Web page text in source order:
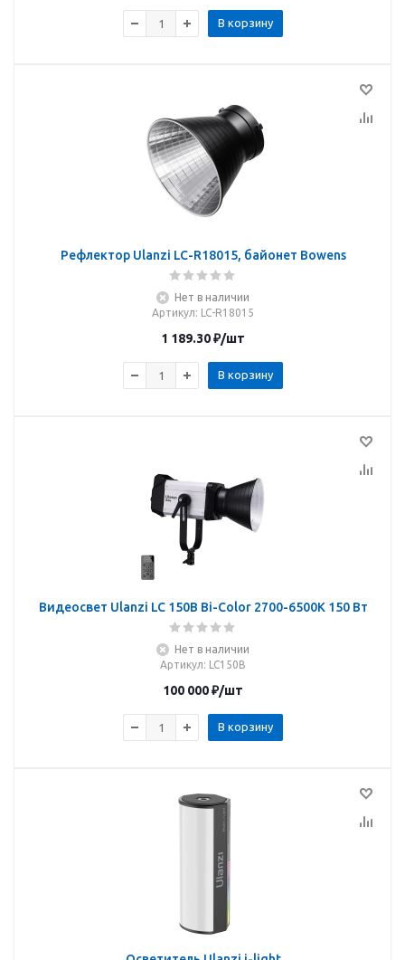
В корзину
Рефлектор Ulanzi LC-R18015, байонет Bowens
Нет в наличии
Артикул: LC-R18015
1 189.30₽/шт
В корзину
Видеосвет Ulanzi LC 150B Bi-Color 2700-6500K 150 Вт
Нет в наличии
Артикул: LC150B
100 000₽/шт
В корзину